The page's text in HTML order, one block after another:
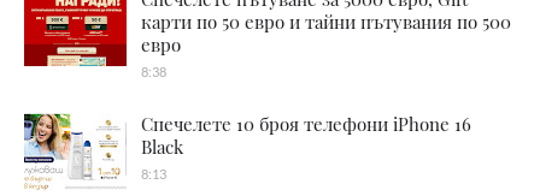
карти по 50 евро и тайни пътувания по 500
евро
8:38
Спечелете 10 броя телефони iPhone 16
Black
8:13